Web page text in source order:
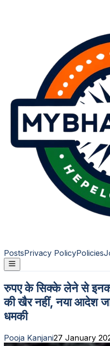
PostsPrivacy PolicyPolicies
रुपए के सिक्के लेने से
की खैर नहीं, नया आदेश
धमकी
Pooja Kanjani27 January